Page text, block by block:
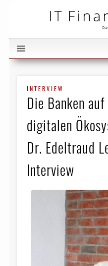
INTERVIEW
Die Banken
digitalen
Dr. Edeltraud
Interview